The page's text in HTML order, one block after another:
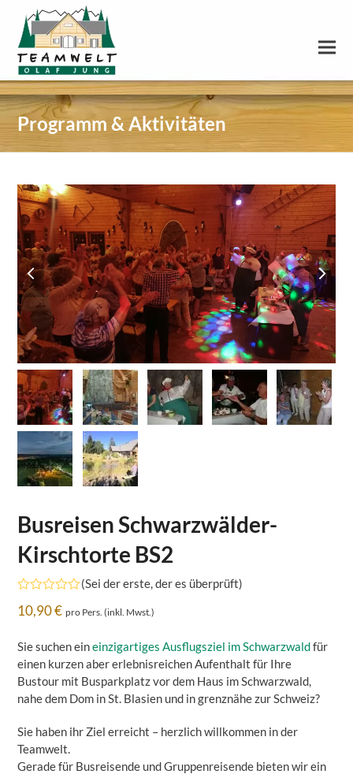
Programm & Aktivitäten
previous
slide
next
slide
Busreisen Schwarzwälder-
Kirschtorte BS2
mit
5
(Sei der erste, der es überprüft)
10,90€ pro Pers. (inkl. Mwst.)
Sie suchen eineinzigartiges Ausflugsziel im Schwarzwaldfür
einen kurzen aber erlebnisreichen Aufenthalt für Ihre
Bustour mit Busparkplatz vor dem Haus im Schwarzwald,
nahe dem Dom in St. Blasien und in grenznähe zur Schweiz?
Sie haben ihr Ziel erreicht – herzlich willkommen in der
Teamwelt.
Gerade für Busreisende und Gruppenreisende bieten wir ein